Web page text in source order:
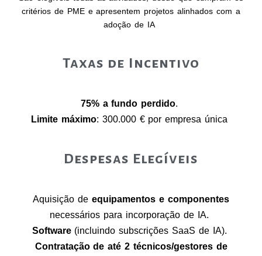
critérios de PME e apresentem projetos alinhados com a
adoção de IA
Taxas de Incentivo
75% a fundo perdido.
Limite máximo: 300.000 € por empresa única
Despesas Elegíveis
Aquisição de equipamentos e componentes
necessários para incorporação de IA.
Software(incluindo subscrições SaaS de IA).
Contratação de até 2 técnicos/gestores de